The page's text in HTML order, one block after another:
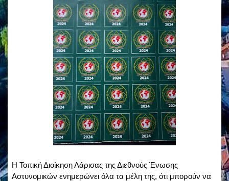
Η Τοπική Διοίκηση Λάρισας της Διεθνούς Ένωσης
Αστυνομικών ενημερώνει όλα τα μέλη της, ότι μπορούν να